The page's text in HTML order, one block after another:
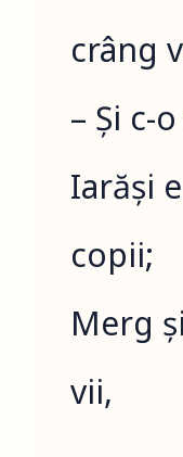
crâng
– Și c-
Iarăși
copii;
Merg
vii,